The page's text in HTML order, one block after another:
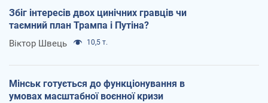
Збіг інтересів двох цинічних гравців чи
таємний план Трампа і Путіна?
Віктор Швець 10,5 т.
Мінськ готується до функціонування в
умовах масштабної воєнної кризи